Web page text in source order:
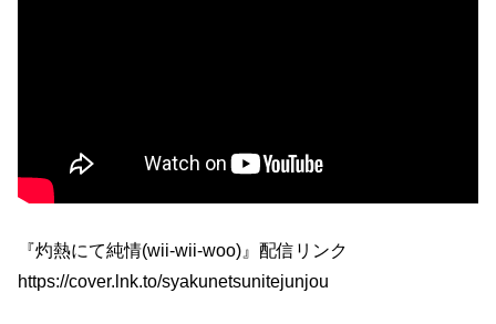
『灼熱にて純情(wii-wii-woo)』配信リンク
https://cover.lnk.to/syakunetsunitejunjou